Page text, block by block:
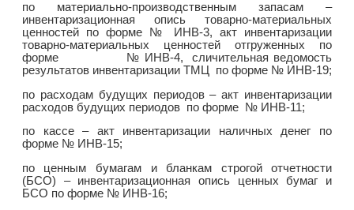
по материально-производственным запасам –
инвентаризационная опись товарно-материальных
ценностей по форме № ИНВ-3, акт инвентаризации
товарно-материальных ценностей отгруженных по
форме № ИНВ-4, сличительная ведомость
результатов инвентаризации ТМЦ по форме № ИНВ-19;
по расходам будущих периодов – акт инвентаризации
расходов будущих периодов по форме № ИНВ-11;
по кассе – акт инвентаризации наличных денег по
форме № ИНВ-15;
по ценным бумагам и бланкам строгой отчетности
(БСО) – инвентаризационная опись ценных бумаг и
БСО по форме № ИНВ-16;